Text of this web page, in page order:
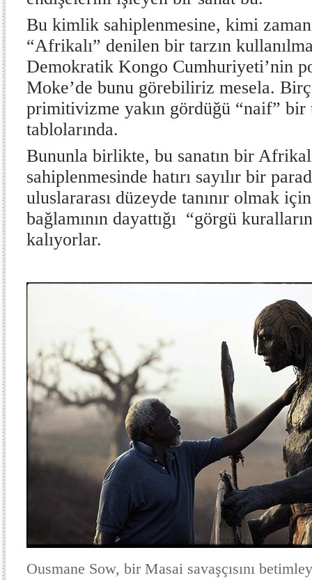
Bu kimlik sahiplenmesine, kimi
“Afrikalı” denilen bir tarzın
Demokratik Kongo Cumhuriyeti’nin
Moke’de bunu görebiliriz mesela.
primitivizme yakın gördüğü “naif”
tablolarında.
Bununla birlikte, bu sanatın bir
sahiplenmesinde hatırı sayılır bir
uluslararası düzeyde tanınır olmak
bağlamının dayattığı “görgü
kalıyorlar.
Ousmane Sow, bir Masai savaşçısını